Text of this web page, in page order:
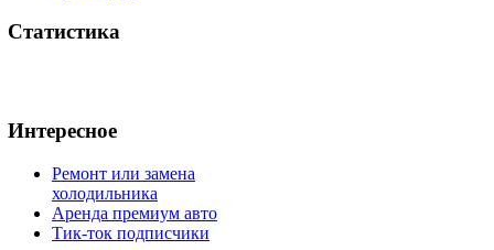
Статистика
Интересное
Ремонт или замена
холодильника
Аренда премиум авто
Тик-ток подписчики